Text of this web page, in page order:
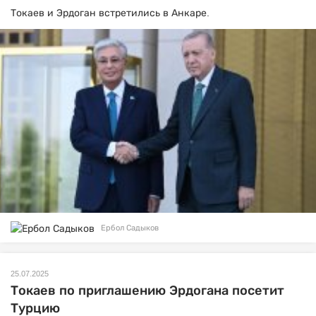
Токаев и Эрдоган встретились в Анкаре.
Ербол Садыков
25.07.2025
Токаев по приглашению Эрдогана посетит
Турцию